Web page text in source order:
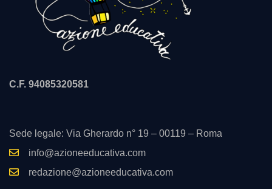
C.F. 94085320581
Sede legale: Via Gherardo n° 19 – 00119 – Roma
info@azioneeducativa.com
redazione@azioneeducativa.com